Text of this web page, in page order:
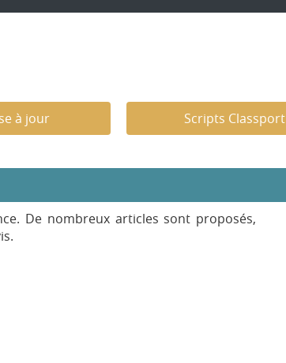
à jour Scripts Classport
De nombreux articles sont proposés,